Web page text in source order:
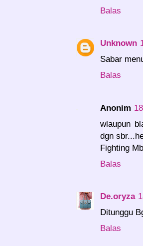
Balas
Unknown
Sabar
Balas
Anonim
wlaupun
dgn
Fighting
Balas
De.oryza
Ditunggu
Balas